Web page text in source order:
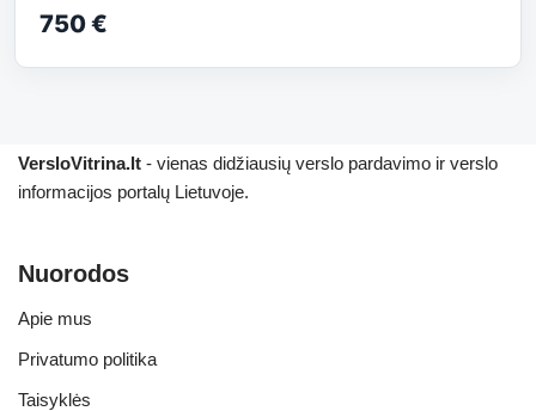
750 €
VersloVitrina.lt - vienas didžiausių verslo pardavimo ir verslo
informacijos portalų Lietuvoje.
Nuorodos
Apie mus
Privatumo politika
Taisyklės